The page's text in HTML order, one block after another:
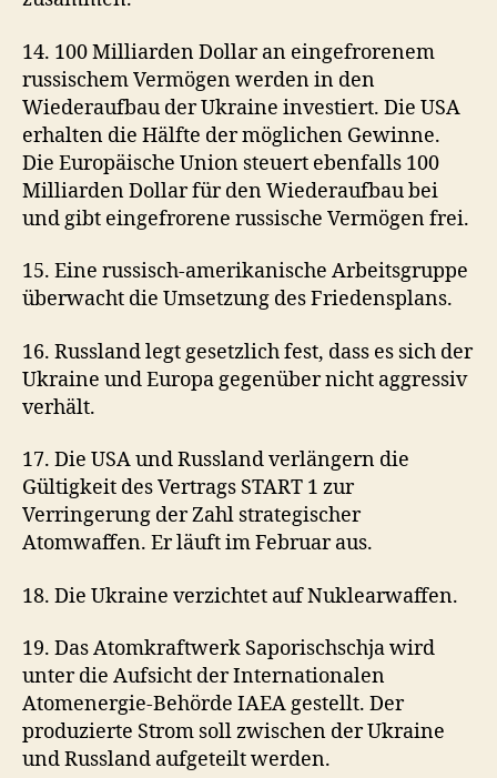
14. 100 Milliarden Dollar an eingefrorenem
russischem Vermögen werden in den
Wiederaufbau der Ukraine investiert. Die USA
erhalten die Hälfte der möglichen Gewinne.
Die Europäische Union steuert ebenfalls 100
Milliarden Dollar für den Wiederaufbau bei
und gibt eingefrorene russische Vermögen frei.
15. Eine russisch-amerikanische Arbeitsgruppe
überwacht die Umsetzung des Friedensplans.
16. Russland legt gesetzlich fest, dass es sich der
Ukraine und Europa gegenüber nicht aggressiv
verhält.
17. Die USA und Russland verlängern die
Gültigkeit des Vertrags START 1 zur
Verringerung der Zahl strategischer
Atomwaffen. Er läuft im Februar aus.
18. Die Ukraine verzichtet auf Nuklearwaffen.
19. Das Atomkraftwerk Saporischschja wird
unter die Aufsicht der Internationalen
Atomenergie-Behörde IAEA gestellt. Der
produzierte Strom soll zwischen der Ukraine
und Russland aufgeteilt werden.